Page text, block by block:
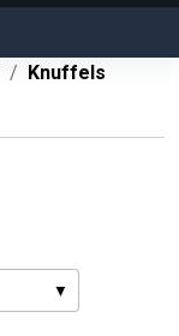
Knuffels